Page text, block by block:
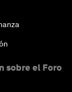
sobre el Foro